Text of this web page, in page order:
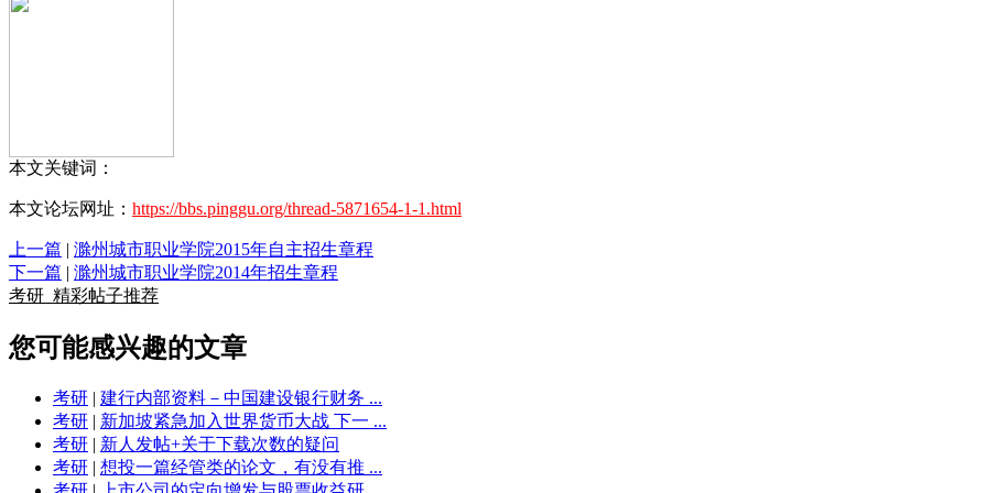
本文关键词：
本文论坛网址： https://bbs.pinggu.org/thread-5871654-1-1.html
上一篇 | 滁州城市职业学院2015年自主招生章程
下一篇 | 滁州城市职业学院2014年招生章程
考研 精彩帖子推荐
您可能感兴趣的文章
考研 | 建行内部资料－中国建设银行财务 ...
考研 | 新加坡紧急加入世界货币大战 下一 ...
考研 | 新人发帖+关于下载次数的疑问
考研 | 想投一篇经管类的论文，有没有推 ...